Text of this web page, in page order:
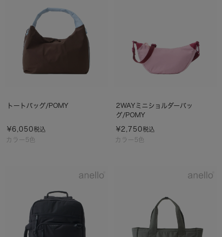
カラー5色
トートバッグ/POMY
¥6,050税込
カラー5色
2WAYミニショルダーバッ
グ/POMY
¥2,750税込